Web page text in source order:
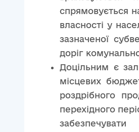
спрямовується
власності у
зазначеної
доріг
Доцільним є
місцевих
роздрібного
перехідного